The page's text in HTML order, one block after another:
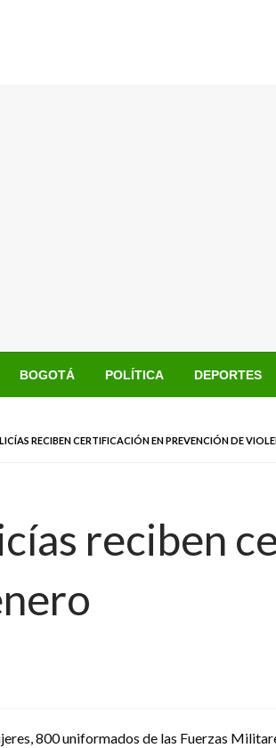
BOGOTÁ POLÍTICA DEPORTES
RECIBEN CERTIFICACIÓN EN PREVENCIÓN DE
reciben
800 uniformados de las Fuerzas